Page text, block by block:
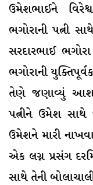
ઉમેશભાઈને
ભગોરાની પત્ની
સરદારભાઈ
ભગોરાની
તેણે જણાવ્યું
પત્નીને ઉમેશ
ઉમેશને મારી
એક લગ્ન પ્રસંગ
સાથે તેની